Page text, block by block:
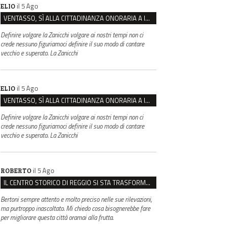
ELIO il 5 Ago
VENTASSO, SÌ ALLA CITTADINANZA ONORARIA A IVA ZANICCHI. MA BARGIACCHI: “È DI PESSIMO GUSTO”
Definire volgare la Zanicchi volgare ai nostri tempi non ci
crede nessuno figuriamoci definire il suo modo di cantare
vecchio e superato. La Zanicchi
ELIO il 5 Ago
VENTASSO, SÌ ALLA CITTADINANZA ONORARIA A IVA ZANICCHI. MA BARGIACCHI: “È DI PESSIMO GUSTO”
Definire volgare la Zanicchi volgare ai nostri tempi non ci
crede nessuno figuriamoci definire il suo modo di cantare
vecchio e superato. La Zanicchi
ROBERTO il 5 Ago
IL CENTRO STORICO DI REGGIO SI STA TRASFORMANDO, E NON IN MEGLIO
Bertoni sempre attento e molto preciso nelle sue rilevazioni,
ma purtroppo inascoltato. Mi chiedo cosa bisognerebbe fare
per migliorare questa città oramai alla frutta.